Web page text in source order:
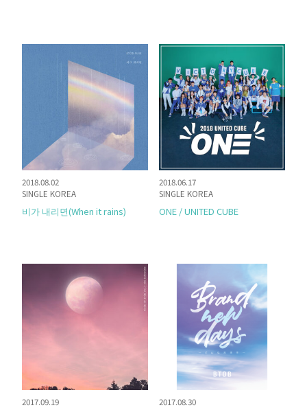
2018.08.02
SINGLE KOREA
비가 내리면(When it rains)
2018.06.17
SINGLE KOREA
ONE / UNITED CUBE
2017.09.19
2017.08.30